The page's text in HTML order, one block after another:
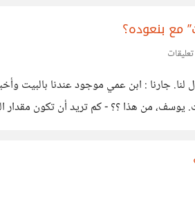
مع بنعوده؟
لنا. جارنا : ابن عمي موجود عندنا
من هذا ؟؟ - كم تريد أن تكون مقدار